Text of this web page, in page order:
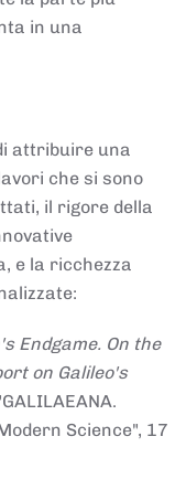
in una
attribuire una
che si sono
il rigore della
e la ricchezza
Endgame. On the
on Galileo's
Science", 17